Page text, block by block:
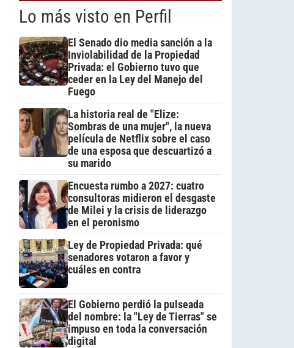
Lo más visto en Perfil
El Senado dio media sanción a la
Inviolabilidad de la Propiedad
Privada: el Gobierno tuvo que
ceder en la Ley del Manejo del
Fuego
La historia real de "Elize:
Sombras de una mujer", la nueva
película de Netflix sobre el caso
de una esposa que descuartizó a
su marido
Encuesta rumbo a 2027: cuatro
consultoras midieron el desgaste
de Milei y la crisis de liderazgo
en el peronismo
Ley de Propiedad Privada: qué
senadores votaron a favor y
cuáles en contra
El Gobierno perdió la pulseada
del nombre: la "Ley de Tierras" se
impuso en toda la conversación
digital